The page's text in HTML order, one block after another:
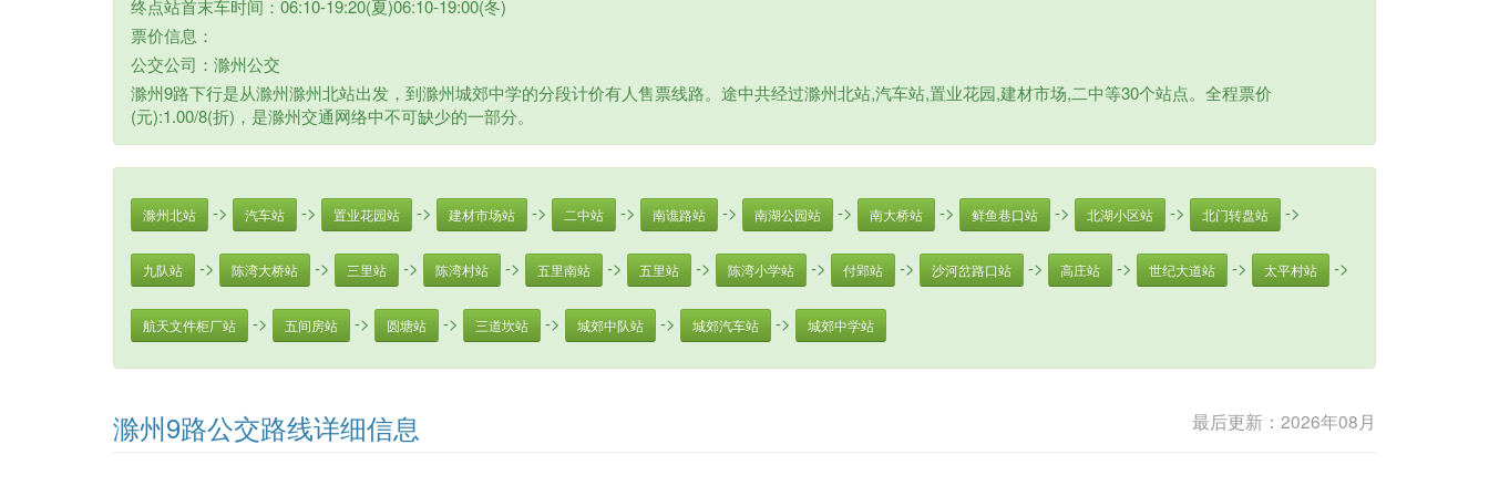
终点站首末车时间：06:10-19:20(夏)06:10-19:00(冬)
票价信息：
公交公司：滁州公交
滁州9路下行是从滁州滁州北站出发，到滁州城郊中学的分段计价有人售票线路。途中共经过滁州北站,汽车站,置业花园,建材市场,二中等30个站点。全程票价
(元):1.00/8(折)，是滁州交通网络中不可缺少的一部分。
滁州北站 -> 汽车站 -> 置业花园站 -> 建材市场站 -> 二中站 -> 南谯路站 -> 南湖公园站 -> 南大桥站 -> 鲜鱼巷口站 -> 北湖小区站 -> 北门转盘站 ->
九队站 -> 陈湾大桥站 -> 三里站 -> 陈湾村站 -> 五里南站 -> 五里站 -> 陈湾小学站 -> 付郢站 -> 沙河岔路口站 -> 高庄站 -> 世纪大道站 -> 太平村站 ->
航天文件柜厂站 -> 五间房站 -> 圆塘站 -> 三道坎站 -> 城郊中队站 -> 城郊汽车站 -> 城郊中学站
滁州9路公交路线详细信息 最后更新：2026年08月